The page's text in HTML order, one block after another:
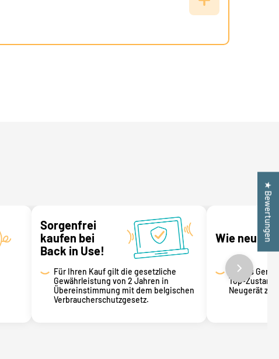
Sorgenfrei
kaufen bei
Back in Use!
Für Ihren Kauf gilt die gesetzliche
Gewährleistung von 2 Jahren in
Übereinstimmung mit dem belgischen
Verbraucherschutzgesetz.
Wie neu
Dieses
Top-Zustand
Neugerät zu
★ Bewertungen